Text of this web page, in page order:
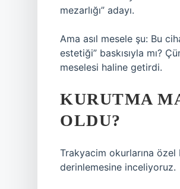
mezarlığı” adayı.
Ama asıl mesele şu: Bu
estetiği” baskısıyla mı?
meselesi haline getirdi.
KURUTMA
OLDU?
Trakyacim okurlarına özel
derinlemesine inceliyoruz.